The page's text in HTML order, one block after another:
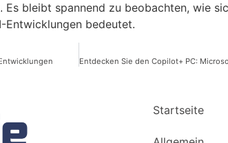
Es bleibt spannend zu beobachten, wie
Entwicklungen bedeutet.
Startseite